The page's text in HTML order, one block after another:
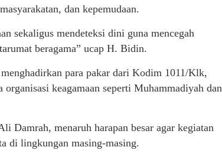
dan kepemudaan.
sekaligus mendeteksi dini guna mencegah
beragama” ucap H. Bidin.
para pakar dari Kodim 1011/Klk,
keagamaan seperti Muhammadiyah dan
Damrah, menaruh harapan besar agar kegiatan
di lingkungan masing-masing.